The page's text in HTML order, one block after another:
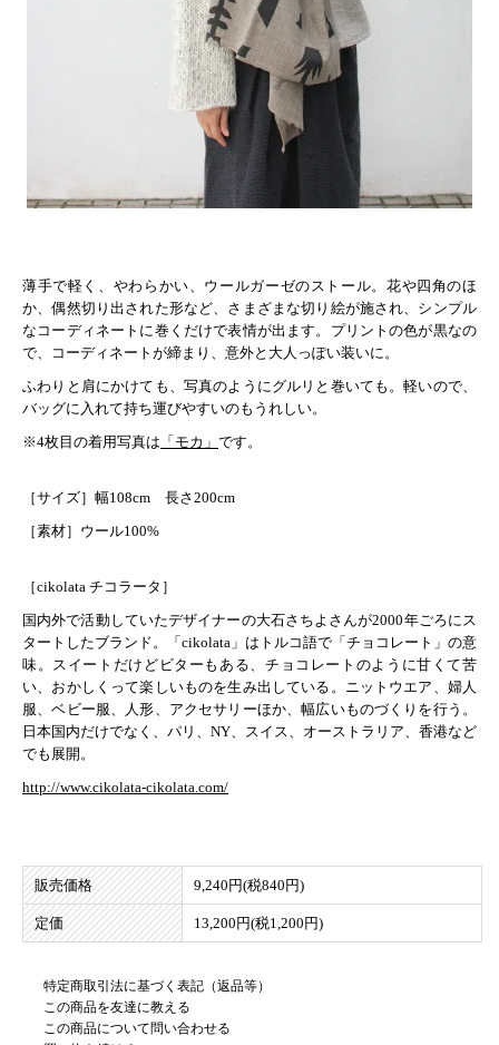
薄手で軽く、やわらかい、ウールガーゼのストール。花や四角のほ
か、偶然切り出された形など、さまざまな切り絵が施され、シンプル
なコーディネートに巻くだけで表情が出ます。プリントの色が黒なの
で、コーディネートが締まり、意外と大人っぽい装いに。
ふわりと肩にかけても、写真のようにグルリと巻いても。軽いので、
バッグに入れて持ち運びやすいのもうれしい。
※4枚目の着用写真は 「モカ」 です。
［サイズ］幅108cm 長さ200cm
［素材］ウール100%
［cikolata チコラータ］
国内外で活動していたデザイナーの大石さちよさんが2000年ごろにス
タートしたブランド。「cikolata」はトルコ語で「チョコレート」の意
味。スイートだけどビターもある、チョコレートのように甘くて苦
い、おかしくって楽しいものを生み出している。ニットウエア、婦人
服、ベビー服、人形、アクセサリーほか、幅広いものづくりを行う。
日本国内だけでなく、パリ、NY、スイス、オーストラリア、香港など
でも展開。
http://www.cikolata-cikolata.com/
販売価格 9,240円(税840円)
定価 13,200円(税1,200円)
特定商取引法に基づく表記（返品等）
この商品を友達に教える
この商品について問い合わせる